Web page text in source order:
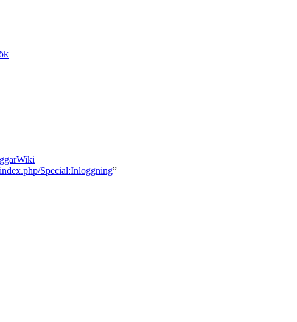
Special:Inloggning”